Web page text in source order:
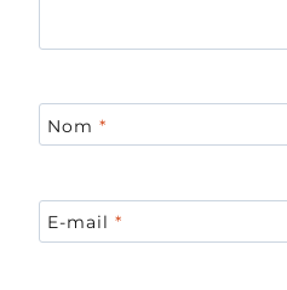
Nom *
E-mail *